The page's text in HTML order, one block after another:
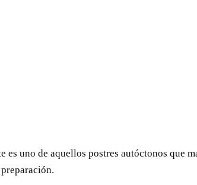
uno de aquellos postres autóctonos que